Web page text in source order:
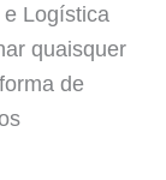
Logística
quaisquer
de